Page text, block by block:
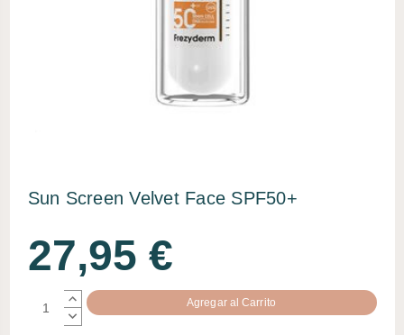
Sun Screen Velvet Face SPF50+
27,95 €
AUMENTAR
CANTIDAD:
DISMINUIR